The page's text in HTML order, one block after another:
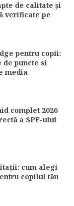
de calitate și
verificate pe
pentru copii:
puncte si
media
complet 2026
a SPF-ului
cum alegi
copilul tău